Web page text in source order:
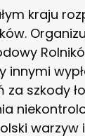
kraju
innymi
za szkody